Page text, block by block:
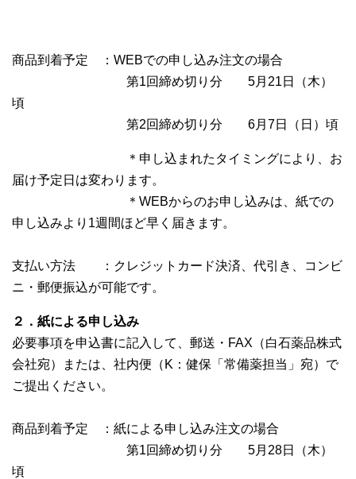
商品到着予定 ：WEBでの申し込み注文の場合
第1回締め切り分 5月21日（木）
頃
第2回締め切り分 6月7日（日）頃
＊申し込まれたタイミングにより、お
届け予定日は変わります。
＊WEBからのお申し込みは、紙での
申し込みより1週間ほど早く届きます。
支払い方法 ：クレジットカード決済、代引き、コンビ
ニ・郵便振込が可能です。
２．紙による申し込み
必要事項を申込書に記入して、郵送・FAX（白石薬品株式
会社宛）または、社内便（K：健保「常備薬担当」宛）で
ご提出ください。
商品到着予定 ：紙による申し込み注文の場合
第1回締め切り分 5月28日（木）
頃